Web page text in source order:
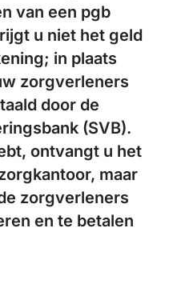
van een pgb
u niet het geld
in plaats
zorgverleners
door de
(SVB).
ontvangt u het
maar
zorgverleners
en te betalen